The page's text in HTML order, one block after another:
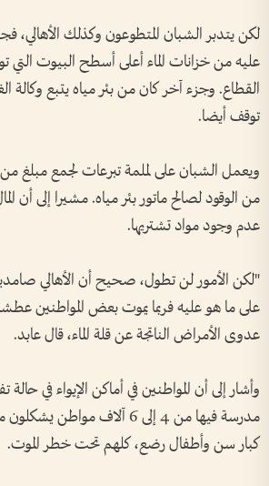
لكن يتدبر الشبان المتطوعون وكذلك الأهالي،
عليه من خزانات الماء أعلى أسطح البيوت التي
القطاع. وجزء آخر كان من بئر مياه يتبع وكالة
توقف أيضا.
ويعمل الشبان على لملمة تبرعات لجمع مبلغ من
من الوقود لصالح ماتور بئر مياه. مشيرا إلى أن
عدم وجود مواد تشتريها.
"لكن الأمور لن تطول، صحيح أن الأهالي
على ما هو عليه فربما يموت بعض المواطنين
عدوى الأمراض الناتجة عن قلة الماء، قال عابد.
وأشار إلى أن المواطنين في أماكن الإيواء في
مدرسة فيها من 4 إلى 6 آلاف
كبار سن وأطفال رضع، كلهم تحت خطر الموت.